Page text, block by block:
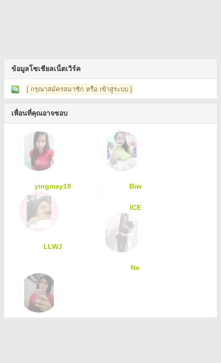
ข้อมูลโซเชียลเน็ตเวิร์ค
[ กรุณาสมัครสมาชิก หรือ เข้าสู่ระบบ ]
เพื่อนที่คุณอาจชอบ
yingmay19 Biw
LLWJ
ICE
Ne